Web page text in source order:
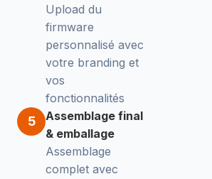
Upload du
firmware
personnalisé avec
votre branding et
vos
fonctionnalités
5
Assemblage final
& emballage
Assemblage
complet avec